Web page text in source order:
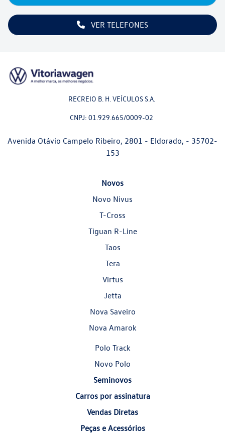
VER TELEFONES
RECREIO B. H. VEÍCULOS S.A.
CNPJ: 01.929.665/0009-02
Avenida Otávio Campelo Ribeiro, 2801 - Eldorado, - 35702-
153
Novos
Novo Nivus
T-Cross
Tiguan R-Line
Taos
Tera
Virtus
Jetta
Nova Saveiro
Nova Amarok
Polo Track
Novo Polo
Seminovos
Carros por assinatura
Vendas Diretas
Peças e Acessórios